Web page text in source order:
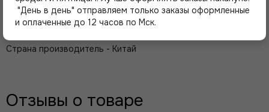
Состав 100% NY
Страна производитель - Китай
Отзывы о товаре
"День в день" отправляем только заказы оформленные
и оплаченные до 12 часов по Мск.